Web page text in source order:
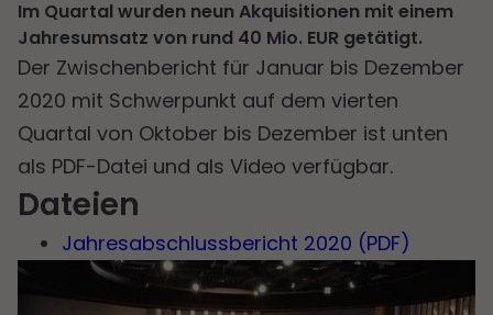
Im Quartal wurden neun Akquisitionen mit einem
Jahresumsatz von rund 40 Mio. EUR getätigt.
Der Zwischenbericht für Januar bis Dezember
2020 mit Schwerpunkt auf dem vierten
Quartal von Oktober bis Dezember ist unten
als PDF-Datei und als Video verfügbar.
Dateien
Jahresabschlussbericht 2020 (PDF)